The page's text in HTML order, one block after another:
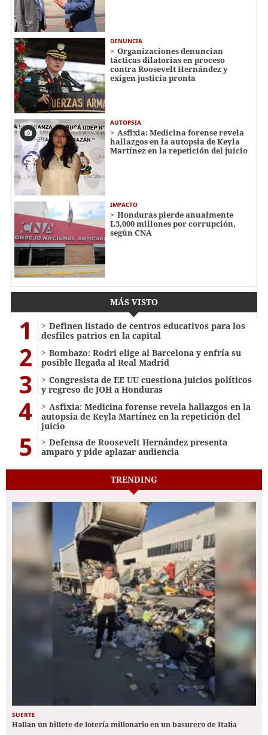
DENUNCIA
Organizaciones denuncian
tácticas dilatorias en proceso
contra Roosevelt Hernández y
exigen justicia pronta
AUTOPSIA
Asfixia: Medicina forense revela
hallazgos en la autopsia de Keyla
Martínez en la repetición del juicio
IMPACTO
Honduras pierde anualmente
L3,000 millones por corrupción,
según CNA
MÁS VISTO
1
Definen listado de centros educativos para los
desfiles patrios en la capital
2
Bombazo: Rodri elige al Barcelona y enfría su
posible llegada al Real Madrid
3
Congresista de EE UU cuestiona juicios políticos
y regreso de JOH a Honduras
4
Asfixia: Medicina forense revela hallazgos en la
autopsia de Keyla Martínez en la repetición del
juicio
5
Defensa de Roosevelt Hernández presenta
amparo y pide aplazar audiencia
TRENDING
SUERTE
Hallan un billete de lotería millonario en un basurero de Italia